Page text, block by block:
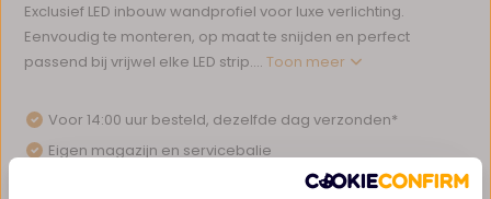
Exclusief LED inbouw wandprofiel voor luxe verlichting.
Eenvoudig te monteren, op maat te snijden en perfect
passend bij vrijwel elke LED strip....Toon meer
Voor 14:00 uur besteld, dezelfde dag verzonden*
Eigen magazijn en servicebalie